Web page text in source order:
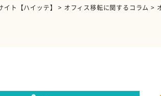
ト【ハイッテ】 > オフィス移転に関するコラム >